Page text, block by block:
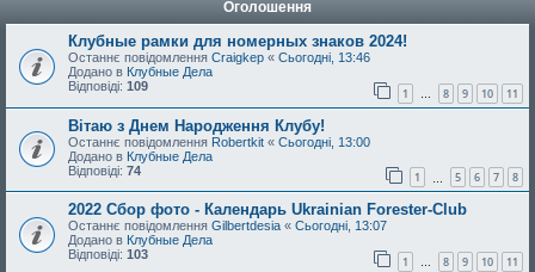
Оголошення
Клубные рамки для номерных знаков 2024!
Останнє повідомлення Craigkep « Сьогодні, 13:46
Додано в Клубные Дела
Відповіді: 109 1 … 8 9 10 11
Вітаю з Днем Народження Клубу!
Останнє повідомлення Robertkit « Сьогодні, 13:00
Додано в Клубные Дела
Відповіді: 74 1 5 6 7 8
2022 Сбор фото - Календарь Ukrainian Forester-Club
Останнє повідомлення Gilbertdesia « Сьогодні, 13:07
Додано в Клубные Дела
Відповіді: 103 1 … 8 9 10 11